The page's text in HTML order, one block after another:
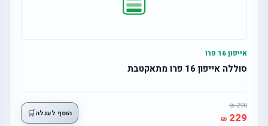
אייפון 16 פרו
סוללה אייפון 16 פרו מתאקטבת
290
229 הוסף לעגלה🛒